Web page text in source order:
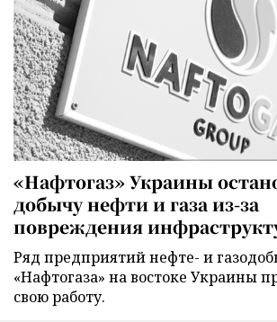
«Нафтогаз» Украины
добычу нефти и газа из-за
повреждения
Ряд предприятий нефте- и
«Нафтогаза» на востоке Украины
свою работу.